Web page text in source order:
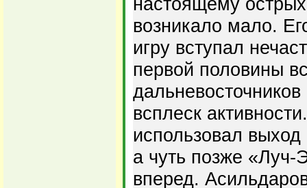
возникало мало.
игру вступал
первой половины
всплеск
использовал
а чуть позже «Луч-
вперед.